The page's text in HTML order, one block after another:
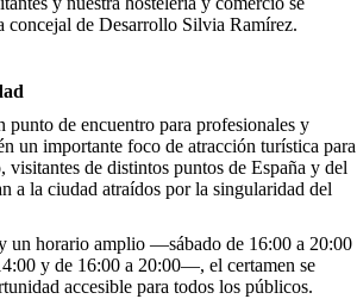
concejal de Desarrollo Silvia Ramírez.
punto de encuentro para profesionales y
un importante foco de atracción turística para
visitantes de distintos puntos de España y del
a la ciudad atraídos por la singularidad del
un horario amplio —sábado de 16:00 a 20:00
y de 16:00 a 20:00—, el certamen se
accesible para todos los públicos.